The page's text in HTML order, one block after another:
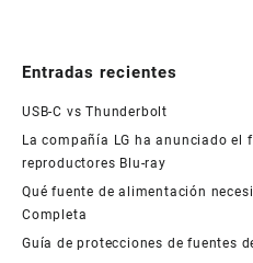
Entradas recientes
USB-C vs Thunderbolt
La compañía LG ha anunciado el
reproductores Blu-ray
Qué fuente de alimentación
Completa
Guía de protecciones de fuentes